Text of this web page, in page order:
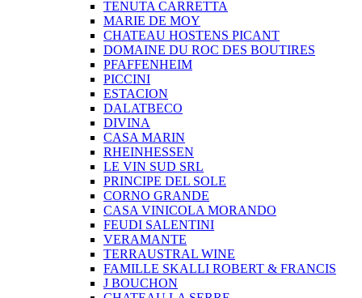
TENUTA CARRETTA
MARIE DE MOY
CHATEAU HOSTENS PICANT
DOMAINE DU ROC DES BOUTIRES
PFAFFENHEIM
PICCINI
ESTACION
DALATBECO
DIVINA
CASA MARIN
RHEINHESSEN
LE VIN SUD SRL
PRINCIPE DEL SOLE
CORNO GRANDE
CASA VINICOLA MORANDO
FEUDI SALENTINI
VERAMANTE
TERRAUSTRAL WINE
FAMILLE SKALLI ROBERT & FRANCIS
J BOUCHON